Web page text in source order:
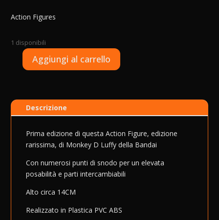
Action Figures
1 disponibili
One
Monkey
quantità
Aggiungi al carrello
r
t
i
e
:
Descrizione
Prima edizione di questa Action Figure, edizione
rarissima, di Monkey D Luffy della Bandai
Con numerosi punti di snodo per un elevata
posabilità e parti intercambiabili
Alto circa 14CM
Realizzato in Plastica PVC ABS